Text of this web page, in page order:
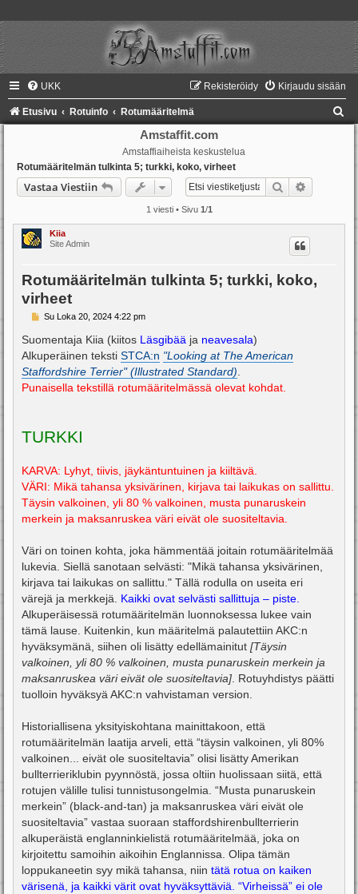
UKK Kirjaudu sisään
Rekisteröidy
Etusivu Rotuinfo Rotumääritelmä
Amstaffit.com
Amstaffiaiheista keskustelua
Rotumääritelmän tulkinta 5; turkki, koko, virheet
Vastaa Viestiin Etsi
1 viesti • Sivu 1/1
Kiia
Site Admin
Rotumääritelmän tulkinta 5; turkki, koko,
virheet
V
e
t
i
Su Loka 20, 2024 4:22 pm
Suomentaja Kiia (kiitos Läsgibää ja neavesala)
Alkuperäinen teksti STCA:n "Looking at The American
Staffordshire Terrier" (Illustrated Standard)
Punaisella tekstillä rotumääritelmässä olevat kohdat.
TURKKI
KARVA: Lyhyt, tiivis, jäykäntuntuinen ja kiiltävä.
VÄRI: Mikä tahansa yksivärinen, kirjava tai laikukas on sallittu.
Täysin valkoinen, yli 80 % valkoinen, musta punaruskein
merkein ja maksanruskea väri eivät ole suositeltavia.
Väri on toinen kohta, joka hämmentää joitain rotumääritelmää
lukevia. Siellä sanotaan selvästi: "Mikä tahansa yksivärinen,
kirjava tai laikukas on sallittu." Tällä rodulla on useita eri
värejä ja merkkejä. Kaikki ovat selvästi sallittuja – piste.
Alkuperäisessä rotumääritelmän luonnoksessa lukee vain
tämä lause. Kuitenkin, kun määritelmä palautettiin AKC:n
hyväksymänä, siihen oli lisätty edellämainitut [Täysin
valkoinen, yli 80 % valkoinen, musta punaruskein merkein ja
maksanruskea väri eivät ole suositeltavia] . Rotuyhdistys päätti
tuolloin hyväksyä AKC:n vahvistaman version.
Historiallisena yksityiskohtana mainittakoon, että
rotumääritelmän laatija arveli, että “täysin valkoinen, yli 80%
valkoinen... eivät ole suositeltavia” olisi lisätty Amerikan
bullterrieriklubin pyynnöstä, jossa oltiin huolissaan siitä, että
rotujen välille tulisi tunnistusongelmia. “Musta punaruskein
merkein” (black-and-tan) ja maksanruskea väri eivät ole
suositeltavia” vastaa suoraan staffordshirenbullterrierin
alkuperäistä englanninkielistä rotumääritelmää, joka on
kirjoitettu samoihin aikoihin Englannissa. Olipa tämän
loppukaneetin syy mikä tahansa, niin tätä rotua on kaiken
värisenä, ja kaikki värit ovat hyväksyttäviä. “Virheissä” ei ole